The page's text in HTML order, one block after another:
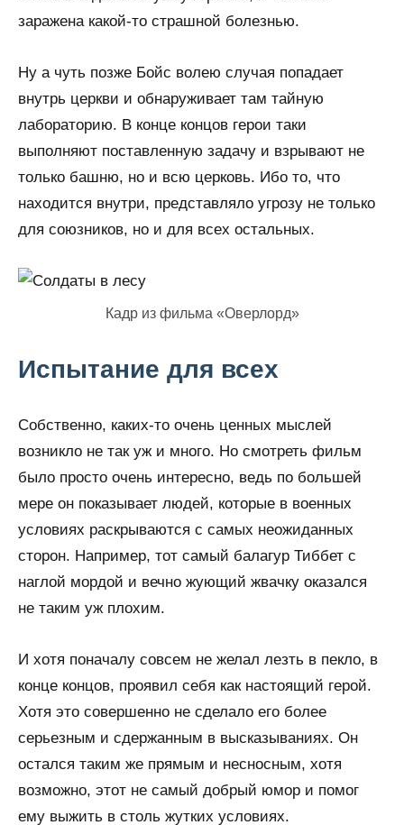
заражена какой-то страшной болезнью.
Ну а чуть позже Бойс волею случая попадает
внутрь церкви и обнаруживает там тайную
лабораторию. В конце концов герои таки
выполняют поставленную задачу и взрывают не
только башню, но и всю церковь. Ибо то, что
находится внутри, представляло угрозу не только
для союзников, но и для всех остальных.
Кадр из фильма «Оверлорд»
Испытание для всех
Собственно, каких-то очень ценных мыслей
возникло не так уж и много. Но смотреть фильм
было просто очень интересно, ведь по большей
мере он показывает людей, которые в военных
условиях раскрываются с самых неожиданных
сторон. Например, тот самый балагур Тиббет с
наглой мордой и вечно жующий жвачку оказался
не таким уж плохим.
И хотя поначалу совсем не желал лезть в пекло, в
конце концов, проявил себя как настоящий герой.
Хотя это совершенно не сделало его более
серьезным и сдержанным в высказываниях. Он
остался таким же прямым и несносным, хотя
возможно, этот не самый добрый юмор и помог
ему выжить в столь жутких условиях.